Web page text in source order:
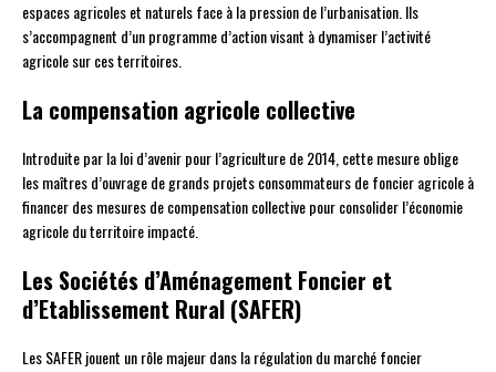
espaces agricoles et naturels face à la pression de l’urbanisation. Ils
s’accompagnent d’un programme d’action visant à dynamiser l’activité
agricole sur ces territoires.
La compensation agricole collective
Introduite par la loi d’avenir pour l’agriculture de 2014, cette mesure oblige
les maîtres d’ouvrage de grands projets consommateurs de foncier agricole à
financer des mesures de compensation collective pour consolider l’économie
agricole du territoire impacté.
Les Sociétés d’Aménagement Foncier et
d’Etablissement Rural (SAFER)
Les SAFER jouent un rôle majeur dans la régulation du marché foncier